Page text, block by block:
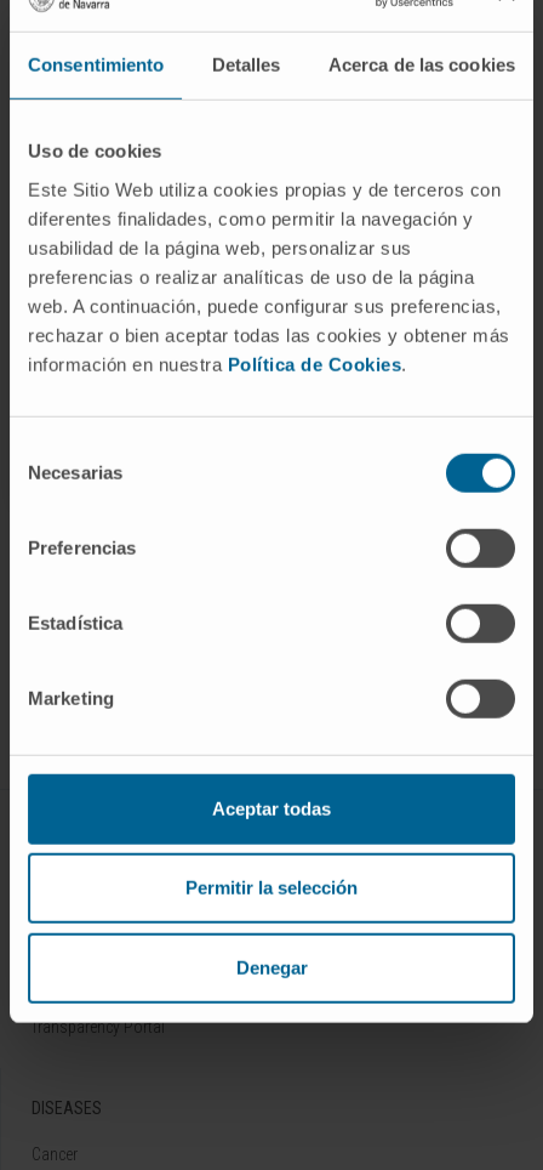
Consentimiento Detalles Acerca de las cookies
Uso de cookies
Este Sitio Web utiliza cookies propias y de terceros con
diferentes finalidades, como permitir la navegación y
usabilidad de la página web, personalizar sus
preferencias o realizar analíticas de uso de la página
web. A continuación, puede configurar sus preferencias,
rechazar o bien aceptar todas las cookies y obtener más
información en nuestra Política de Cookies.
Necesarias
Preferencias
Estadística
Marketing
Aceptar todas
Permitir la selección
Denegar
Our authors
Dr. Bruno Paiva
Curriculum
Researcher | Principal Investigator
Translational Immunomics in
Hematological Neoplasms
Sign up for our newsletter SUBSCRIBE
Follow us
Transparency Portal
DISEASES
Cancer